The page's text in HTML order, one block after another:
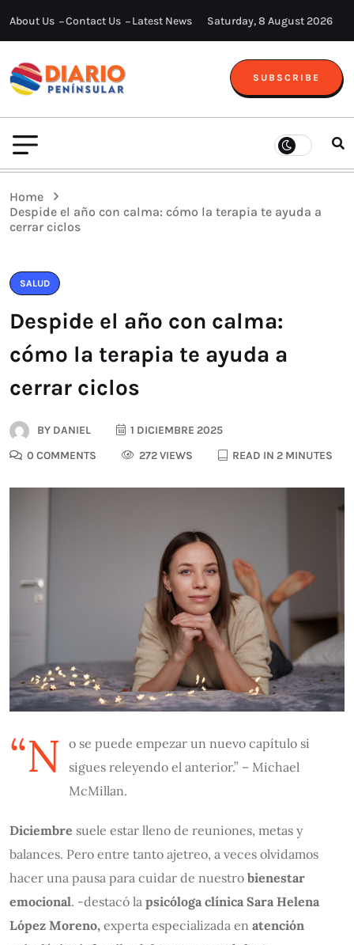
About Us Contact Us Latest News Saturday, 8 August 2026
SUBSCRIBE
Home
Despide el año con calma: cómo la terapia te ayuda a
cerrar ciclos
SALUD
Despide el año con calma:
cómo la terapia te ayuda a
cerrar ciclos
BY DANIEL
1 DICIEMBRE 2025
0 COMMENTS
272 VIEWS READ IN 2 MINUTES
“N o se puede empezar un nuevo capítulo si
sigues releyendo el anterior.” – Michael
McMillan.
Diciembre suele estar lleno de reuniones, metas y
balances. Pero entre tanto ajetreo, a veces olvidamos
hacer una pausa para cuidar de nuestro bienestar
emocional. -destacó la psicóloga clínica Sara Helena
López Moreno, experta especializada en atención